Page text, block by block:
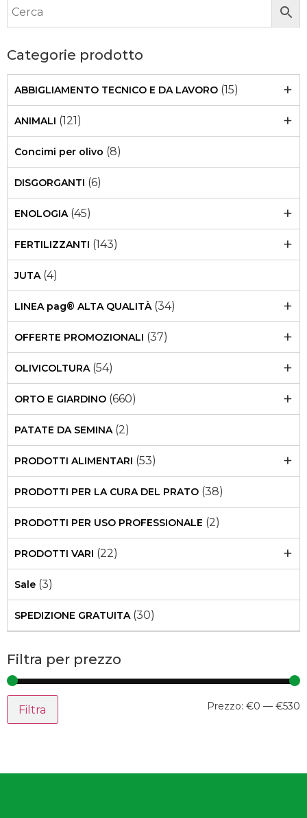
Categorie prodotto
ABBIGLIAMENTO TECNICO E DA LAVORO (15) +
ANIMALI (121) +
Concimi per olivo (8)
DISGORGANTI (6)
ENOLOGIA (45) +
FERTILIZZANTI (143) +
JUTA (4)
LINEA pag® ALTA QUALITÀ (34) +
OFFERTE PROMOZIONALI (37) +
OLIVICOLTURA (54) +
ORTO E GIARDINO (660) +
PATATE DA SEMINA (2)
PRODOTTI ALIMENTARI (53) +
PRODOTTI PER LA CURA DEL PRATO (38)
PRODOTTI PER USO PROFESSIONALE (2)
PRODOTTI VARI (22) +
Sale (3)
SPEDIZIONE GRATUITA (30)
Filtra per prezzo
Filtra Prezzo: €0 — €530